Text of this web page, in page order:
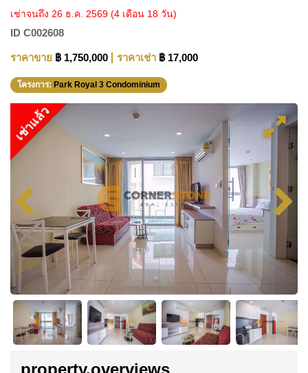
เช่าจนถึง 26 ธ.ค. 2569 (4 เดือน 18 วัน)
ID C002608
ราคาขาย ฿ 1,750,000 ราคาเช่า ฿ 17,000
โครงการ: Park Royal 3 Condominium
เช่าแล้ว
property.overviews